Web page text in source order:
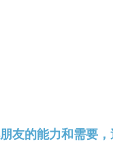
友的能力和需要